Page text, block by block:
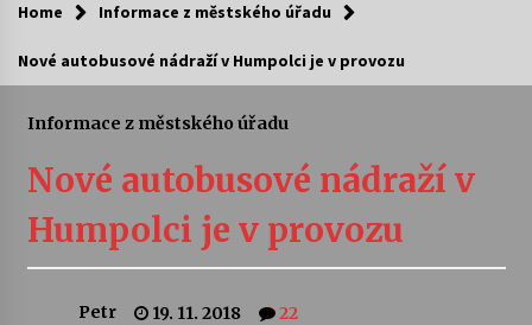
Kam za kulturou?
Sukuba Ensemble
kapkou
30. 7. 2026
Veselí muzikanti
Home Informace z městského úřadu
Nové autobusové nádraží v Humpolci je v provozu
Informace z městského úřadu
Nové autobusové nádraží v
Humpolci je v provozu
Petr 19. 11. 2018 22